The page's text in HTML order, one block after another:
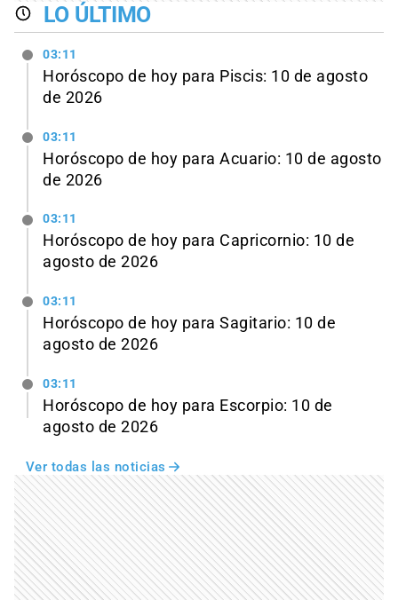
LO ÚLTIMO
03:11
Horóscopo de hoy para Piscis: 10 de agosto
de 2026
03:11
Horóscopo de hoy para Acuario: 10 de agosto
de 2026
03:11
Horóscopo de hoy para Capricornio: 10 de
agosto de 2026
03:11
Horóscopo de hoy para Sagitario: 10 de
agosto de 2026
03:11
Horóscopo de hoy para Escorpio: 10 de
agosto de 2026
Ver todas las noticias